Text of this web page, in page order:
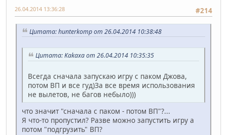
#214
26.04.2014 13:36:28
Цитата: hunterkomp от 26.04.2014 10:38:48
Цитата: Kakaxa от 26.04.2014 10:35:35
Всегда сначала запускаю игру с паком Джова,
потом ВП и все гуд)За все время использования
не вылетов, не багов небыло)))
что значит "сначала с паком - потом ВП"?...
Я что-то пропустил? Разве можно запустить игру а
потом "подгрузить" ВП?